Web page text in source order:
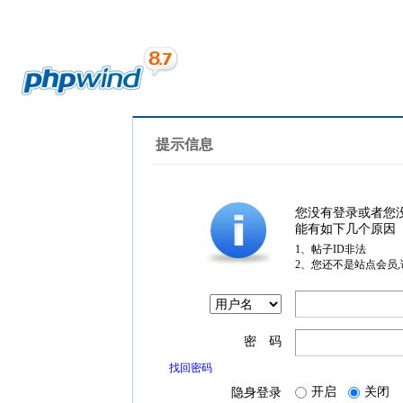
提示信息
您没有登录或者您
能有如下几个原因
1、帖子ID非法
2、您还不是站点会员
密 码
找回密码
隐身登录 开启 关闭